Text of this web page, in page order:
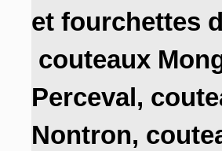
et fourchettes
couteaux
Perceval,
Nontron,